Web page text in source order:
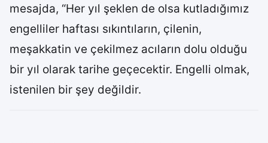
mesajda, “Her yıl şeklen de olsa kutladığımız
engelliler haftası sıkıntıların, çilenin,
meşakkatin ve çekilmez acıların dolu olduğu
bir yıl olarak tarihe geçecektir. Engelli olmak,
istenilen bir şey değildir.